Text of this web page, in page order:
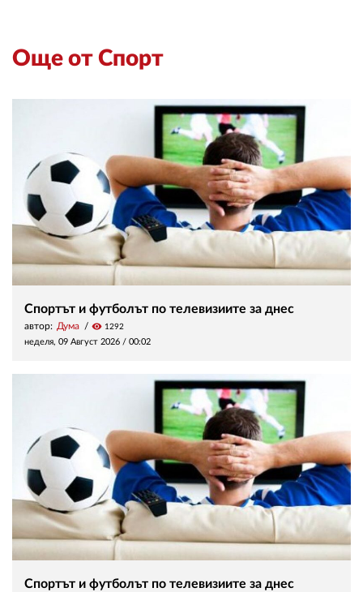
Още от Спорт
Спортът и футболът по телевизиите за днес
автор: Дума visibility 1292
неделя, 09 Август 2026 / 00:02
Спортът и футболът по телевизиите за днес